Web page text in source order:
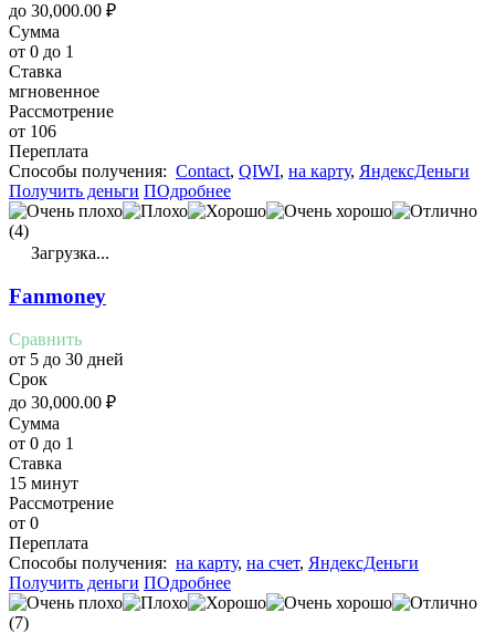
до 30,000.00 ₽
Сумма
от 0 до 1
Ставка
мгновенное
Рассмотрение
от 106
Переплата
Cпособы получения: Contact, QIWI, на карту, ЯндексДеньги
Получить деньги ПОдробнее
(4)
Загрузка...
Fanmoney
Сравнить
от 5 до 30 дней
Срок
до 30,000.00 ₽
Сумма
от 0 до 1
Ставка
15 минут
Рассмотрение
от 0
Переплата
Cпособы получения: на карту, на счет, ЯндексДеньги
Получить деньги ПОдробнее
(7)